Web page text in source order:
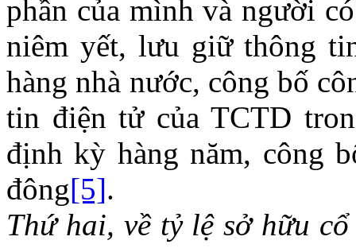
phần của mình và người
niêm yết, lưu giữ thông
hàng nhà nước, công bố
tin điện tử của TCTD
định kỳ hàng năm, công
đông[5].
Thứ hai, về tỷ lệ sở hữu